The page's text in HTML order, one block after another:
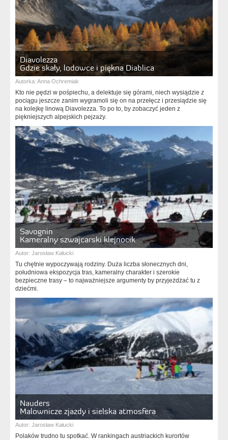
Diavolezza
Gdzie skały, lodowce i piękna Diablica
Autorka: Anna Ochremiak
Kto nie pędzi w pośpiechu, a delektuje się górami, niech wysiądzie z
pociągu jeszcze zanim wygramoli się on na przełęcz i przesiądzie się
na kolejkę linową Diavolezza. To po to, by zobaczyć jeden z
piękniejszych alpejskich pejzaży.
Savognin
Kameralny szwajcarski klejnocik
Autor: Jarosław Kałucki
Tu chętnie wypoczywają rodziny. Duża liczba słonecznych dni,
południowa ekspozycja tras, kameralny charakter i szerokie
bezpieczne trasy – to najważniejsze argumenty by przyjeżdżać tu z
dziećmi.
Nauders
Malownicze zjazdy i sielska atmosfera
Autor: Jarosław Kałucki
Polaków trudno tu spotkać. W rankingach austriackich kurortów